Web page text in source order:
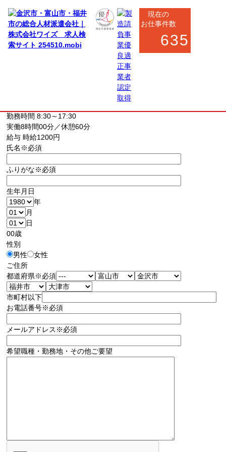
現在の
お仕事件数
635
一般事務（受付・データ入力）
勤務時間 8:30～17:30
実働8時間00分／休憩60分
給与 時給1200円
氏名 ※必須
ふりがな※必須
生年月日
年
月
日
00歳
性別
男性
女性
ご住所
都道府県※必須
市町村以下
お電話番号※必須
メールアドレス ※必須
希望職種・勤務地・その他ご要望